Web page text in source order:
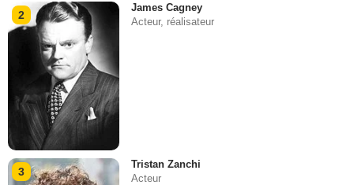
2
James Cagney
Acteur, réalisateur
3
Tristan Zanchi
Acteur